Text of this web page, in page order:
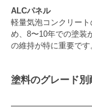
ALCパネル
軽量気泡コンクリー
め、8〜10年での塗装
の維持が特に重要です
塗料のグレード別